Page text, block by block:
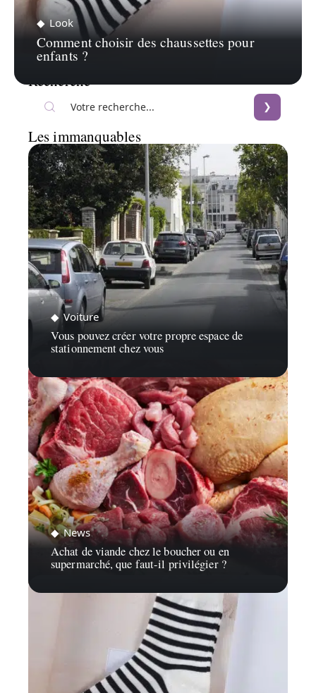
Look
Comment choisir des chaussettes pour
enfants ?
Recherche
Les immanquables
Voiture
Vous pouvez créer votre propre espace de
stationnement chez vous
News
Achat de viande chez le boucher ou en
supermarché, que faut-il privilégier ?